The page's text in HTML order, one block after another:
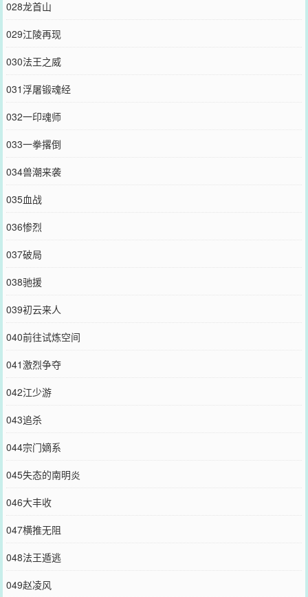
028龙首山
029江陵再现
030法王之威
031浮屠锻魂经
032一印魂师
033一拳撂倒
034兽潮来袭
035血战
036惨烈
037破局
038驰援
039初云来人
040前往试炼空间
041激烈争夺
042江少游
043追杀
044宗门嫡系
045失态的南明炎
046大丰收
047横推无阻
048法王遁逃
049赵凌风